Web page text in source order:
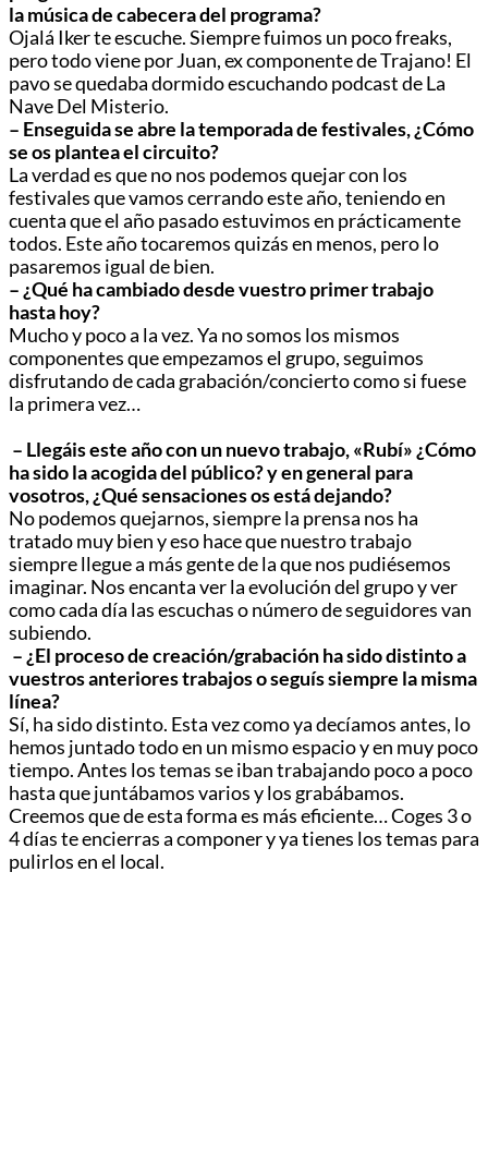
la música de cabecera del programa?
Ojalá Iker te escuche. Siempre fuimos un poco freaks,
pero todo viene por Juan, ex componente de Trajano! El
pavo se quedaba dormido escuchando podcast de La
Nave Del Misterio.
– Enseguida se abre la temporada de festivales, ¿Cómo
se os plantea el circuito?
La verdad es que no nos podemos quejar con los
festivales que vamos cerrando este año, teniendo en
cuenta que el año pasado estuvimos en prácticamente
todos. Este año tocaremos quizás en menos, pero lo
pasaremos igual de bien.
– ¿Qué ha cambiado desde vuestro primer trabajo
hasta hoy?
Mucho y poco a la vez. Ya no somos los mismos
componentes que empezamos el grupo, seguimos
disfrutando de cada grabación/concierto como si fuese
la primera vez…
– Llegáis este año con un nuevo trabajo, «Rubí» ¿Cómo
ha sido la acogida del público? y en general para
vosotros, ¿Qué sensaciones os está dejando?
No podemos quejarnos, siempre la prensa nos ha
tratado muy bien y eso hace que nuestro trabajo
siempre llegue a más gente de la que nos pudiésemos
imaginar. Nos encanta ver la evolución del grupo y ver
como cada día las escuchas o número de seguidores van
subiendo.
– ¿El proceso de creación/grabación ha sido distinto a
vuestros anteriores trabajos o seguís siempre la misma
línea?
Sí, ha sido distinto. Esta vez como ya decíamos antes, lo
hemos juntado todo en un mismo espacio y en muy poco
tiempo. Antes los temas se iban trabajando poco a poco
hasta que juntábamos varios y los grabábamos.
Creemos que de esta forma es más eficiente… Coges 3 o
4 días te encierras a componer y ya tienes los temas para
pulirlos en el local.